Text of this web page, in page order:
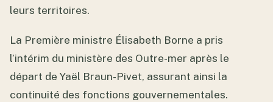
leurs territoires.
La Première ministre Élisabeth Borne a pris
l’intérim du ministère des Outre-mer après le
départ de Yaël Braun-Pivet, assurant ainsi la
continuité des fonctions gouvernementales.